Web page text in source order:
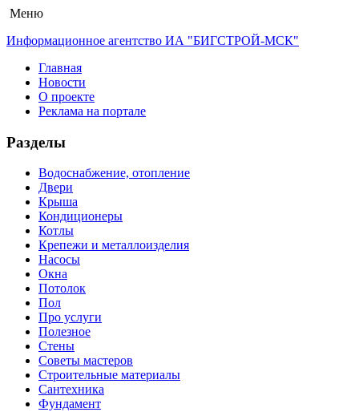
Меню
Информационное агентство ИА "БИГСТРОЙ-МСК"
Главная
Новости
О проекте
Реклама на портале
Разделы
Водоснабжение, отопление
Двери
Крыша
Кондиционеры
Котлы
Крепежи и металлоизделия
Насосы
Окна
Потолок
Пол
Про услуги
Полезное
Стены
Советы мастеров
Строительные материалы
Сантехника
Фундамент